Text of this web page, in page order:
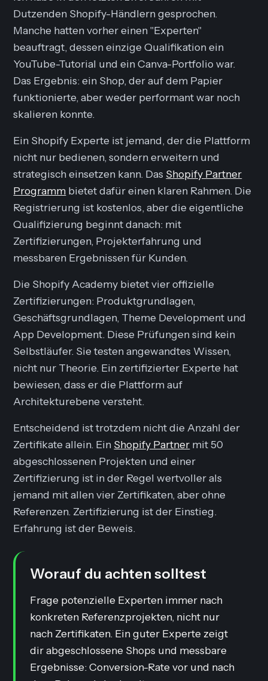
Dutzenden Shopify-Händlern gesprochen.
Manche hatten vorher einen "Experten"
beauftragt, dessen einzige Qualifikation ein
YouTube-Tutorial und ein Canva-Portfolio war.
Das Ergebnis: ein Shop, der auf dem Papier
funktionierte, aber weder performant war noch
skalieren konnte.
Ein Shopify Experte ist jemand, der die Plattform
nicht nur bedienen, sondern erweitern und
strategisch einsetzen kann. Das Shopify Partner
Programm bietet dafür einen klaren Rahmen. Die
Registrierung ist kostenlos, aber die eigentliche
Qualifizierung beginnt danach: mit
Zertifizierungen, Projekterfahrung und
messbaren Ergebnissen für Kunden.
Die Shopify Academy bietet vier offizielle
Zertifizierungen: Produktgrundlagen,
Geschäftsgrundlagen, Theme Development und
App Development. Diese Prüfungen sind kein
Selbstläufer. Sie testen angewandtes Wissen,
nicht nur Theorie. Ein zertifizierter Experte hat
bewiesen, dass er die Plattform auf
Architekturebene versteht.
Entscheidend ist trotzdem nicht die Anzahl der
Zertifikate allein. Ein Shopify Partner mit 50
abgeschlossenen Projekten und einer
Zertifizierung ist in der Regel wertvoller als
jemand mit allen vier Zertifikaten, aber ohne
Referenzen. Zertifizierung ist der Einstieg.
Erfahrung ist der Beweis.
Worauf du achten solltest
Frage potenzielle Experten immer nach
konkreten Referenzprojekten, nicht nur
nach Zertifikaten. Ein guter Experte zeigt
dir abgeschlossene Shops und messbare
Ergebnisse: Conversion-Rate vor und nach